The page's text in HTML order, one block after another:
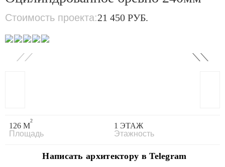
Стоимость проекта:21 450 РУБ.
‹ ›
126 М
2
Площадь
1 ЭТАЖ
Этажность
Написать архитектору в Telegram